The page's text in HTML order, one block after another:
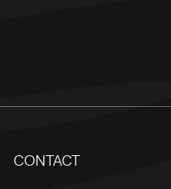
CONTACT